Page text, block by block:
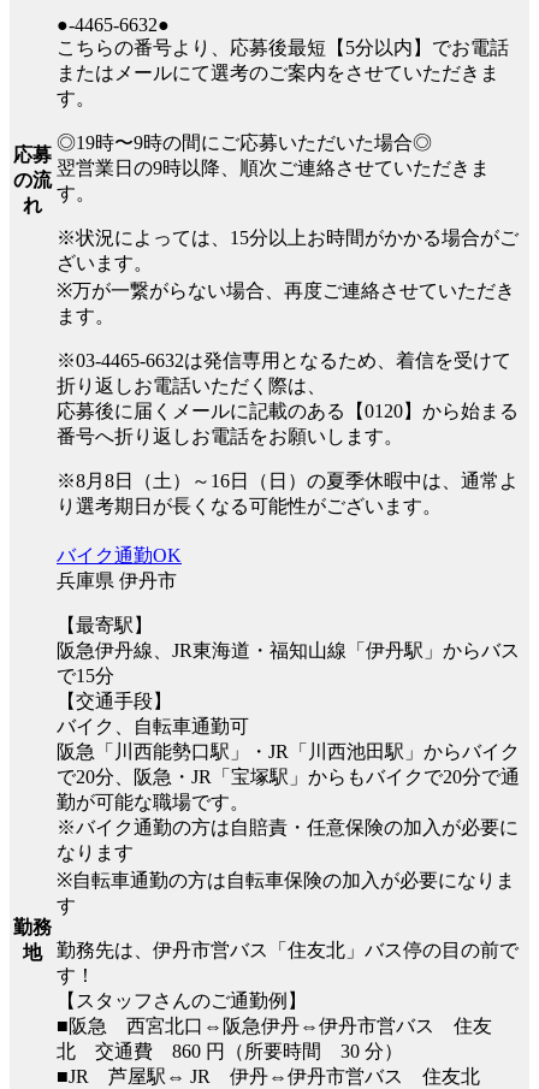
応募
の流
れ
●-4465-6632●
こちらの番号より、応募後最短【5分以内】でお電話
またはメールにて選考のご案内をさせていただきま
す。
◎19時〜9時の間にご応募いただいた場合◎
翌営業日の9時以降、順次ご連絡させていただきま
す。
※状況によっては、15分以上お時間がかかる場合がご
ざいます。
※万が一繋がらない場合、再度ご連絡させていただき
ます。
※03-4465-6632は発信専用となるため、着信を受けて
折り返しお電話いただく際は、
応募後に届くメールに記載のある【0120】から始まる
番号へ折り返しお電話をお願いします。
※8月8日（土）～16日（日）の夏季休暇中は、通常よ
り選考期日が長くなる可能性がございます。
勤務
地
バイク通勤OK
兵庫県 伊丹市
【最寄駅】
阪急伊丹線、JR東海道・福知山線「伊丹駅」からバス
で15分
【交通手段】
バイク、自転車通勤可
阪急「川西能勢口駅」・JR「川西池田駅」からバイク
で20分、阪急・JR「宝塚駅」からもバイクで20分で通
勤が可能な職場です。
※バイク通勤の方は自賠責・任意保険の加入が必要に
なります
※自転車通勤の方は自転車保険の加入が必要になりま
す
勤務先は、伊丹市営バス「住友北」バス停の目の前で
す！
【スタッフさんのご通勤例】
■阪急 西宮北口⇔阪急伊丹⇔伊丹市営バス 住友
北 交通費 860 円（所要時間 30 分）
■JR 芦屋駅⇔ JR 伊丹⇔伊丹市営バス 住友北